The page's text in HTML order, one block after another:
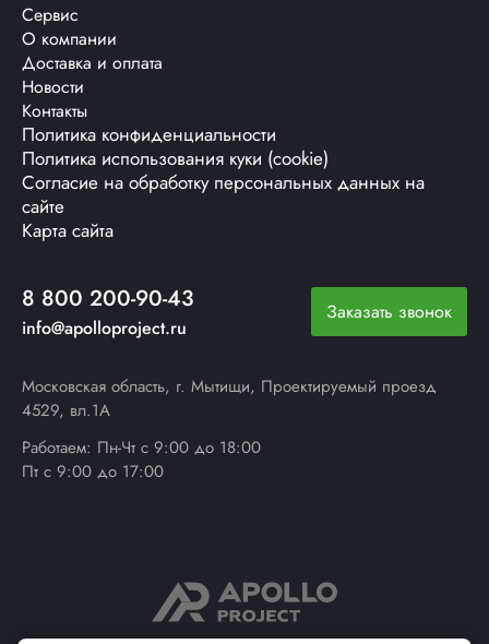
Сервис
О компании
Доставка и оплата
Новости
Контакты
Политика конфиденциальности
Политика использования куки (cookie)
Согласие на обработку персональных данных на
сайте
Карта сайта
8 800 200-90-43
info@apolloproject.ru
Заказать звонок
Московская область, г. Мытищи, Проектируемый проезд
4529, вл.1А
Работаем: Пн-Чт с 9:00 до 18:00
Пт с 9:00 до 17:00